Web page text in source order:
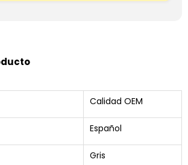
Calidad OEM
Español
Gris